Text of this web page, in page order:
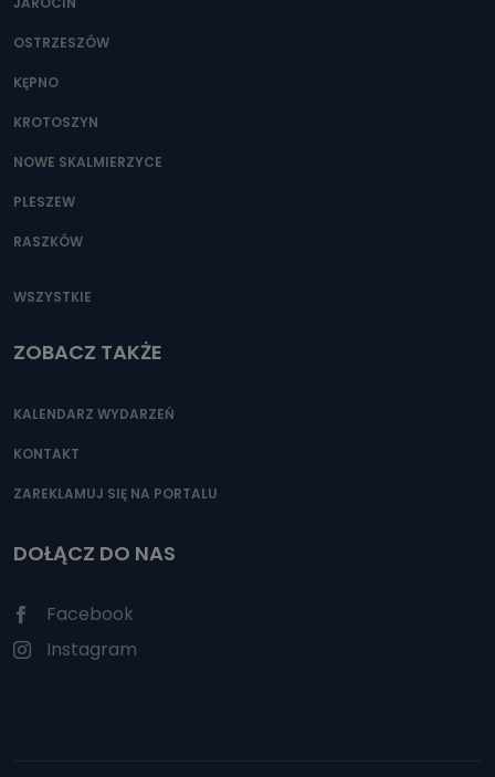
OSTRZESZÓW
KĘPNO
KROTOSZYN
NOWE SKALMIERZYCE
PLESZEW
RASZKÓW
WSZYSTKIE
ZOBACZ TAKŻE
KALENDARZ WYDARZEŃ
KONTAKT
ZAREKLAMUJ SIĘ NA PORTALU
DOŁĄCZ DO NAS
Facebook
Instagram